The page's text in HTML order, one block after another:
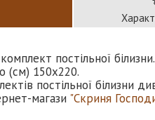
постільної
(см) 150х220.
постільної білизни
магази "Скриня